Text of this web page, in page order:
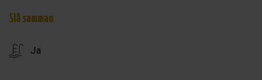
Slå samman
Ja